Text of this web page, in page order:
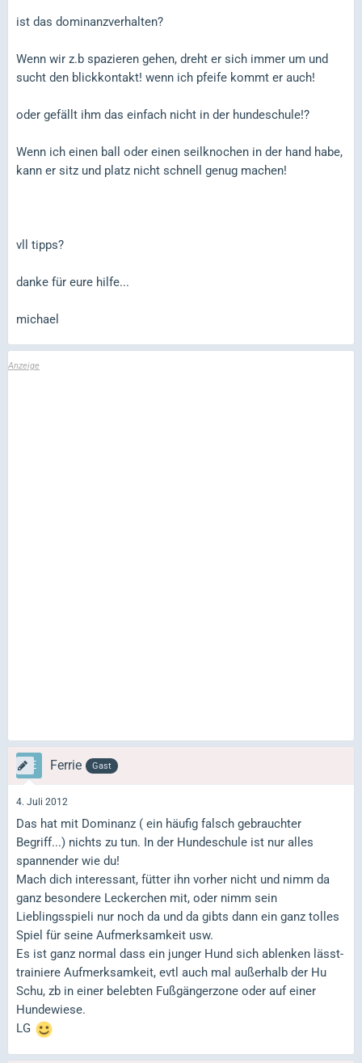
ist das dominanzverhalten?
Wenn wir z.b spazieren gehen, dreht er sich immer um und
sucht den blickkontakt! wenn ich pfeife kommt er auch!
oder gefällt ihm das einfach nicht in der hundeschule!?
Wenn ich einen ball oder einen seilknochen in der hand habe,
kann er sitz und platz nicht schnell genug machen!
vll tipps?
danke für eure hilfe...
michael
Ferrie Gast
4. Juli 2012
Das hat mit Dominanz ( ein häufig falsch gebrauchter
Begriff...) nichts zu tun. In der Hundeschule ist nur alles
spannender wie du!
Mach dich interessant, fütter ihn vorher nicht und nimm da
ganz besondere Leckerchen mit, oder nimm sein
Lieblingsspieli nur noch da und da gibts dann ein ganz tolles
Spiel für seine Aufmerksamkeit usw.
Es ist ganz normal dass ein junger Hund sich ablenken lässt-
trainiere Aufmerksamkeit, evtl auch mal außerhalb der Hu
Schu, zb in einer belebten Fußgängerzone oder auf einer
Hundewiese.
LG